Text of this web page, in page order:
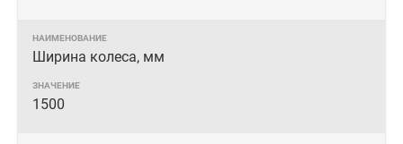
Ширина колеса, мм
1500